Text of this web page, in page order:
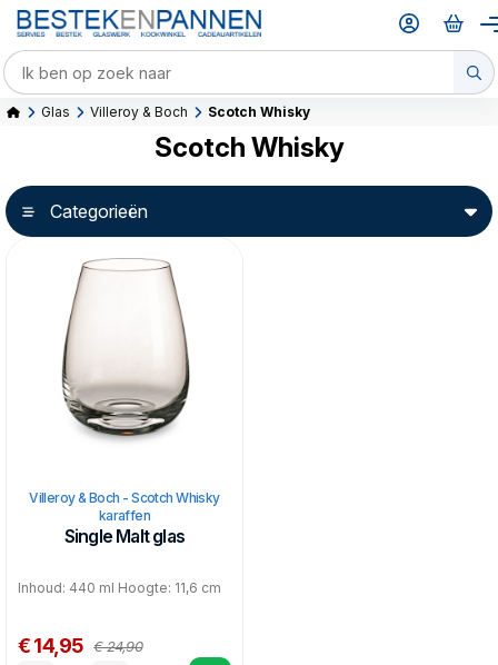
Glas Villeroy & Boch Scotch Whisky
Scotch Whisky
Categorieën
Villeroy & Boch - Scotch Whisky
karaffen
Single Malt glas
Inhoud: 440 ml Hoogte: 11,6 cm
€ 14,95 € 24,90